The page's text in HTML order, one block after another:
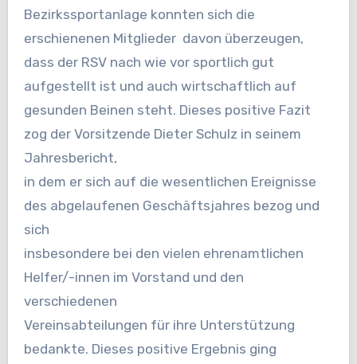
Bezirkssportanlage konnten sich die
erschienenen Mitglieder davon überzeugen,
dass der RSV nach wie vor sportlich gut
aufgestellt ist und auch wirtschaftlich auf
gesunden Beinen steht. Dieses positive Fazit
zog der Vorsitzende Dieter Schulz in seinem
Jahresbericht,
in dem er sich auf die wesentlichen Ereignisse
des abgelaufenen Geschäftsjahres bezog und
sich
insbesondere bei den vielen ehrenamtlichen
Helfer/-innen im Vorstand und den
verschiedenen
Vereinsabteilungen für ihre Unterstützung
bedankte. Dieses positive Ergebnis ging